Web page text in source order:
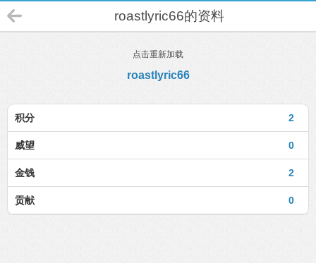
roastlyric66的资料
点击重新加载
roastlyric66
2
积分
0
威望
2
金钱
0
贡献